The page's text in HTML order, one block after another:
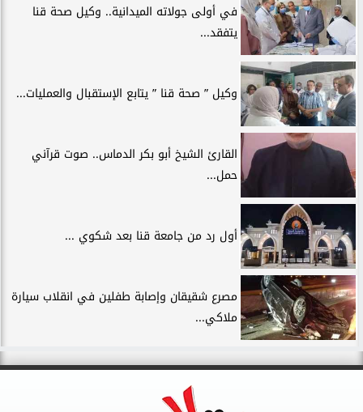
في أولى جولاته الميدانية.. وكيل صحة قنا
يتفقد...
وكيل ” صحة قنا ” يتابع الإستقبال والعمليات...
القارئ الشيخ أبو بكر الدماس.. صوت قرآني
حمل...
أول رد من جامعة قنا بعد شكوي ...
مصرع شقيقان وإصابة طفلين في انقلاب سيارة
ملاكي...